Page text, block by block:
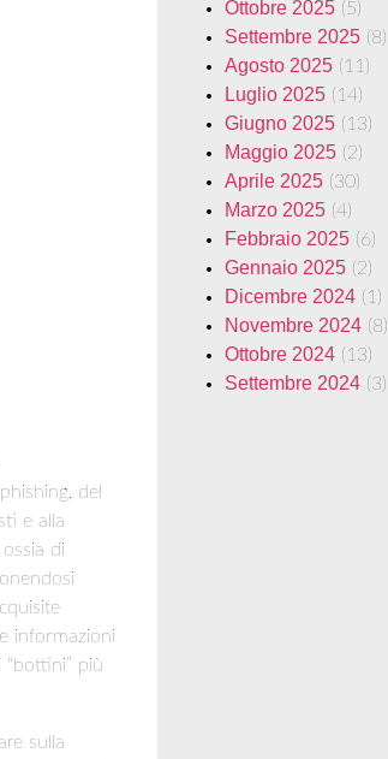
del
e alla
di
informazioni
più
sulla
Ottobre 2025(5)
Settembre 2025(8)
Agosto 2025(11)
Luglio 2025(14)
Giugno 2025(13)
Maggio 2025(2)
Aprile 2025(30)
Marzo 2025(4)
Febbraio 2025(6)
Gennaio 2025(2)
Dicembre 2024(1)
Novembre 2024(8)
Ottobre 2024(13)
Settembre 2024(3)